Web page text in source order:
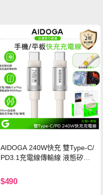
AIDOGA 240W快充 雙Type-C/
PD3.1充電線傳輸線 液態矽膠
機/平板/筆電
$490